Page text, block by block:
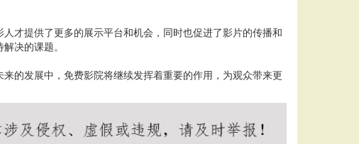
才提供了更多的展示平台和机会，同时也促进了影片的传播和
决的课题。
的发展中，免费影院将继续发挥着重要的作用，为观众带来更